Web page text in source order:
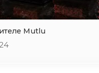
Mutlu